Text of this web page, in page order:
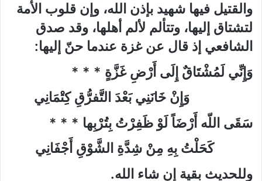
والقتيل فيها شهيد بإذن الله، وإن قلوب الأمة
لتشتاق إليها، وتتألم لألم أهلها، وقد صدق
الشافعي إذ قال عن غزة عندما حنّ إليها:
وَإِنِّي لَمُشْتَاقٌ إِلَى أَرْضِ غَزَّةٍ * * *
وَإِنْ خَانَنِي بَعْدَ التَّفرُّقِ كِتْمَانِي
سَقَى اللّه أَرْضَاً لَوْ ظَفِرْتُ بِتُرْبِها * * *
كَحَلْتُ بِهِ مِنْ شِدَّةِ الشَّوْقِ أَجْفَانِي
وللحديث بقية إن شاء الله.